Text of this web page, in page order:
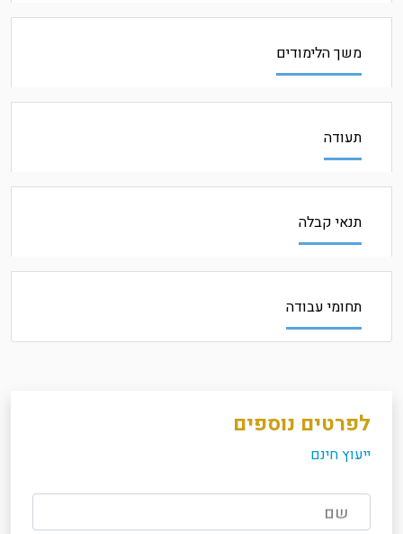
משך הלימודים
תעודה
תנאי קבלה
תחומי עבודה
לפרטים נוספים
ייעוץ חינם
שם